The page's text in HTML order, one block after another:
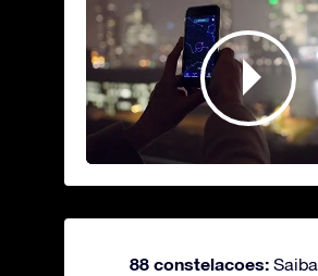
88 constelacoes: Saiba